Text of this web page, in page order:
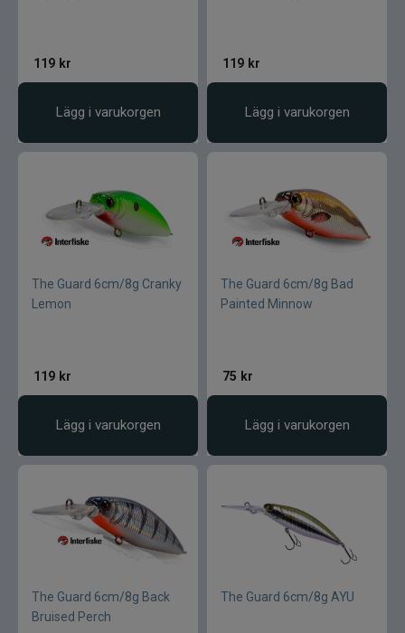
119 kr
Lägg i varukorgen
119 kr
Lägg i varukorgen
The Guard 6cm/8g Cranky
Lemon
119 kr
Lägg i varukorgen
The Guard 6cm/8g Bad
Painted Minnow
75 kr
Lägg i varukorgen
The Guard 6cm/8g Back
Bruised Perch
The Guard 6cm/8g AYU